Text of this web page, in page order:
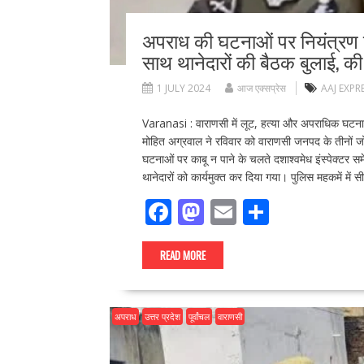
अपराध की घटनाओं पर नियंत्रण
साथ थानेदारों की बैठक बुलाई, की
1 JULY 2024 आज एक्सप्रेस AAJ
Varanasi : वाराणसी में लूट, हत्या और अपराधिक
मोहित अग्रवाल ने रविवार को वाराणसी जनपद के
घटनाओं पर काबू न पाने के चलते दशाश्वमेध इंस्पेक्टर
थानेदारों को कार्यमुक्त कर दिया गया। पुलिस महकमें में
F
ac
e
b
o
o
M
as
to
d
o
E
l
S
e
READ MORE
अपराध उत्तर प्रदेश पूर्वांचल वाराणसी